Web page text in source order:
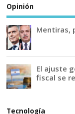
Opinión
Mentiras,
El ajuste
fiscal se
Tecnología